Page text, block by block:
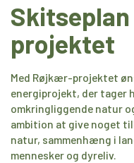
projektet
Med Røjkær-projektet
energiprojekt, der tager
omkringliggende natur
ambition at give noget
natur, sammenhæng i
mennesker og dyreliv.